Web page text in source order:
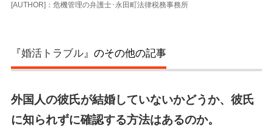
[AUTHOR]：危機管理の弁護士･永田町法律税務事務所
『婚活トラブル』のその他の記事
外国人の彼氏が結婚していないかどうか、彼氏
に知られずに確認する方法はあるのか。